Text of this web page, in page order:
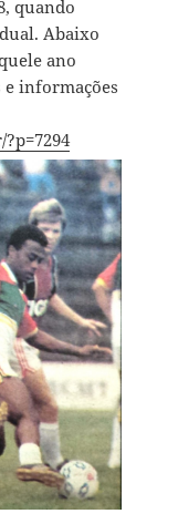
quando
Abaixo
ano
e informações